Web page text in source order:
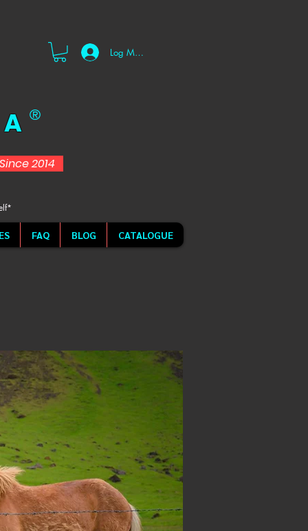
Log Masuk
®
2014
FAQ BLOG CATALOGUE